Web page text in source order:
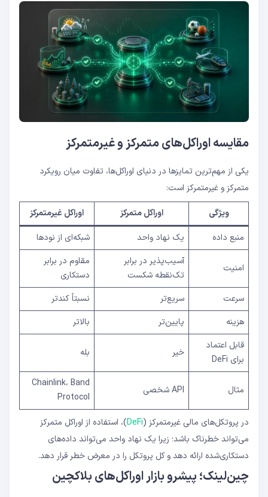
مقایسه اوراکل‌های متمرکز و غیرمتمرکز
یکی از مهم‌ترین تمایزها در دنیای اوراکل‌ها، تفاوت میان رویکرد
متمرکز و غیرمتمرکز است:
ویژگی
اوراکل متمرکز
اوراکل غیرمتمرکز
منبع داده
یک نهاد واحد شبکه‌ای از نودها
امنیت
آسیب‌پذیر در برابر
تک‌نقطه شکست
مقاوم در برابر
دستکاری
سرعت
سریع‌تر
نسبتاً کندتر
هزینه
پایین‌تر
بالاتر
قابل اعتماد
برای DeFi
خیر بله
مثال API شخصی
Chainlink، Band
Protocol
در پروتکل‌های مالی غیرمتمرکز (DeFi)، استفاده از اوراکل متمرکز
می‌تواند خطرناک باشد؛ زیرا یک نهاد واحد می‌تواند داده‌های
دستکاری‌شده ارائه دهد و کل پروتکل را در معرض خطر قرار دهد.
چین‌لینک؛ پیشرو بازار اوراکل‌های بلاکچین